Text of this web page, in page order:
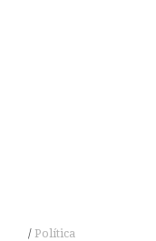
Política